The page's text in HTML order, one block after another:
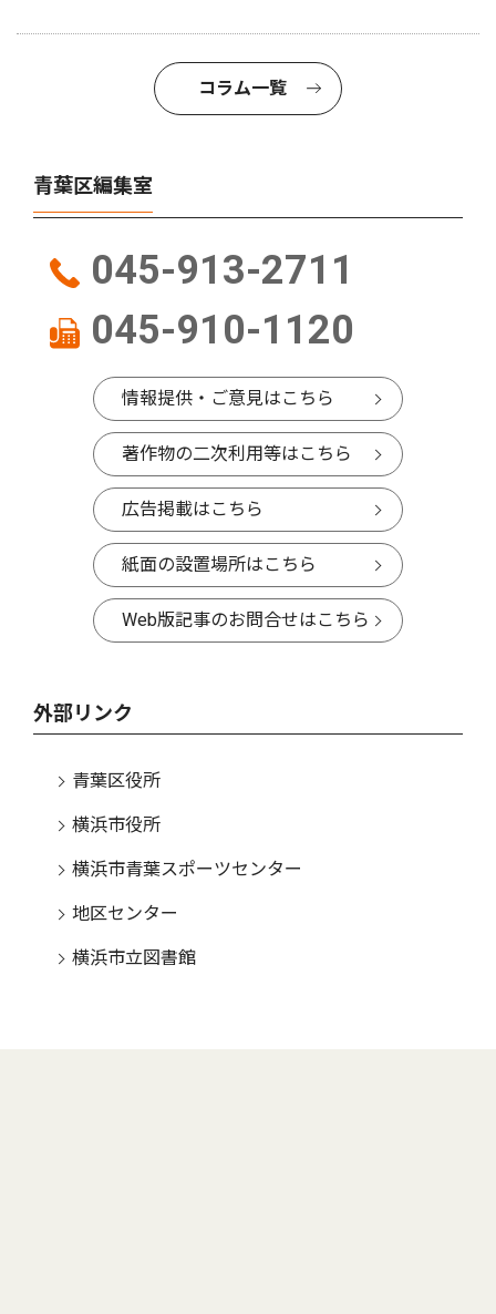
コラム一覧
青葉区編集室
045-913-2711
045-910-1120
情報提供・ご意見はこちら
著作物の二次利用等はこちら
広告掲載はこちら
紙面の設置場所はこちら
Web版記事のお問合せはこちら
外部リンク
青葉区役所
横浜市役所
横浜市青葉スポーツセンター
地区センター
横浜市立図書館